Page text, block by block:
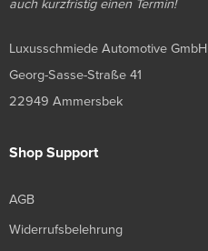
auch kurzfristig einen Termin!
Luxusschmiede Automotive GmbH
Georg-Sasse-Straße 41
22949 Ammersbek
Shop Support
AGB
Widerrufsbelehrung